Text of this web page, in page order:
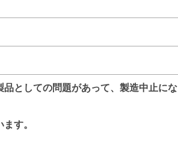
としての問題があって、製造中止にな
す。